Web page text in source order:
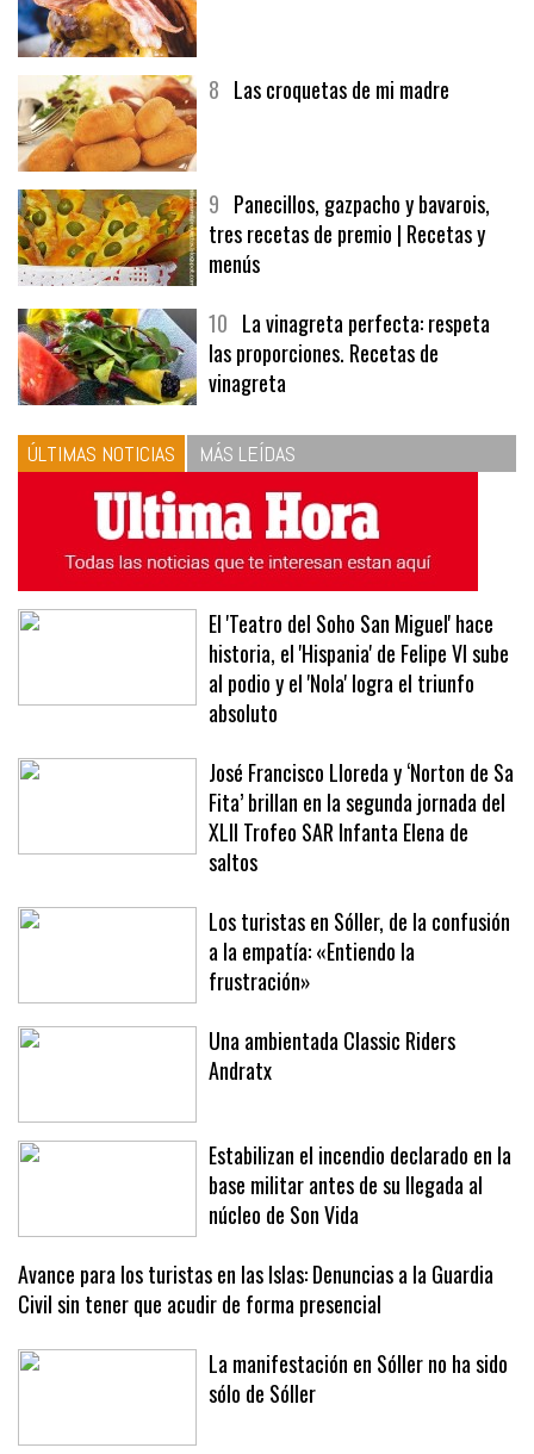
9Panecillos, gazpacho y bavarois,
tres recetas de premio | Recetas y
menús
10La vinagreta perfecta: respeta
las proporciones. Recetas de
vinagreta
ÚLTIMAS NOTICIAS MÁS LEÍDAS
El 'Teatro del Soho San Miguel' hace
historia, el 'Hispania' de Felipe VI sube
al podio y el 'Nola' logra el triunfo
absoluto
José Francisco Lloreda y ‘Norton de Sa
Fita’ brillan en la segunda jornada del
XLII Trofeo SAR Infanta Elena de
saltos
Los turistas en Sóller, de la confusión
a la empatía: «Entiendo la
frustración»
Una ambientada Classic Riders
Estabilizan el incendio declarado en la
base militar antes de su llegada al
núcleo de Son Vida
Avance para los turistas en las Islas: Denuncias a la Guardia
Civil sin tener que acudir de forma presencial
La manifestación en Sóller no ha sido